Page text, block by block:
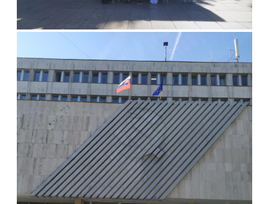
Predškoláci sa dnes zúčastnili otvorenej hodiny u prvákov. Mali
možnosť nazrieť do života prváčikov a vidieť, ako vyzerá vyučovacia
hodina. Spoločne s prvákmi strávili vzácny, spoločný čas. Pani
učiteľka pripravila rôzne tvorivé aktivity, vďaka ktorým sa predškoláci
cítili ako malí školáci a získali odvahu na vstup do školy.
Po vyučovacej hodine sa stretli aj s inými žiakmi našej školy
a vytvorili si prvé priateľstvá. Táto návšteva bola pre predškolákov
veľkou inšpiráciou a povzbudením do ďalšieho učenia a prípravy
na ich vlastnú školskú cestu. Tešíme sa na Vás!